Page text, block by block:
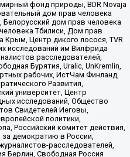
фонд природы, BDR Novaja
дом прав человека
дом прав человека
Тбилиси, Дом прав
Крым, Центр дикого лосося, TVR
исследований им Вилфрида
расследователей,
Бурятия, Uralic, UnKremlin,
рабочих, ИстЧам Финланд,
Развития,
университет, Центр
исследований, Общество
Свидетелей Иеговы,
политики,
Российский комитет действия,
демократию в России,
расследователей,
Берлин, Свободная Россия